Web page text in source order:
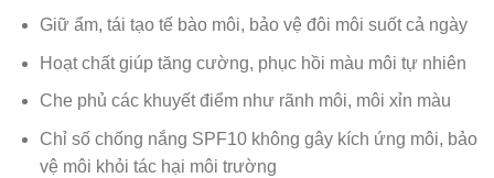
Giữ ẩm, tái tạo tế bào môi, bảo vệ đôi môi suốt cả ngày
Hoạt chất giúp tăng cường, phục hồi màu môi tự nhiên
Che phủ các khuyết điểm như rãnh môi, môi xỉn màu
Chỉ số chống nắng SPF10 không gây kích ứng môi, bảo
vệ môi khỏi tác hại môi trường